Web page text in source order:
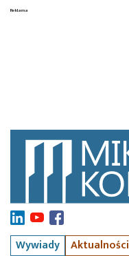
Wywiady Aktualności